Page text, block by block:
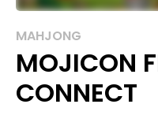
MAHJONG
MOJICON
CONNECT